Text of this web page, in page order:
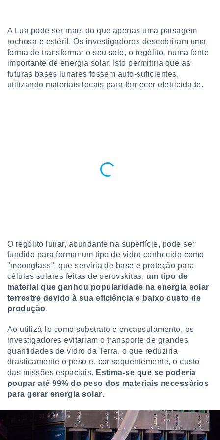
com
Pode
na nossa
a
a
site
de que
para
navegação
cookies
ou
Pode
A Lua pode ser mais do que apenas uma paisagem
rochosa e estéril. Os investigadores descobriram uma
forma de transformar o seu solo, o rególito, numa fonte
importante de energia solar. Isto permitiria que as
futuras bases lunares fossem auto-suficientes,
utilizando materiais locais para fornecer eletricidade.
O rególito lunar, abundante na superfície, pode ser
fundido para formar um tipo de vidro conhecido como
"moonglass", que serviria de base e proteção para
células solares feitas de perovskitas, um tipo de
material que ganhou popularidade na energia solar
terrestre devido à sua eficiência e baixo custo de
produção.
Ao utilizá-lo como substrato e encapsulamento, os
investigadores evitariam o transporte de grandes
quantidades de vidro da Terra, o que reduziria
drasticamente o peso e, consequentemente, o custo
das missões espaciais. Estima-se que se poderia
poupar até 99% do peso dos materiais necessários
para gerar energia solar.